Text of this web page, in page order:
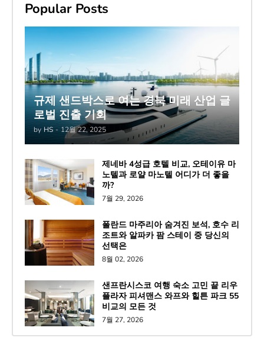
Popular Posts
규제 샌드박스로 여는 경북 미래 산업 글
로벌 진출 기회
by HS - 12월 22, 2025
제네바 4성급 호텔 비교, 오테이유 마
노텔과 로얄 마노텔 어디가 더 좋을
까?
7월 29, 2026
폴란드 마주리아 숨겨진 보석, 호수 리
조트와 알파카 팜 스테이 중 당신의
선택은
8월 02, 2026
샌프란시스코 여행 숙소 고민 끝 리우
플라자 피셔맨스 와프와 힐튼 파크 55
비교의 모든 것
7월 27, 2026